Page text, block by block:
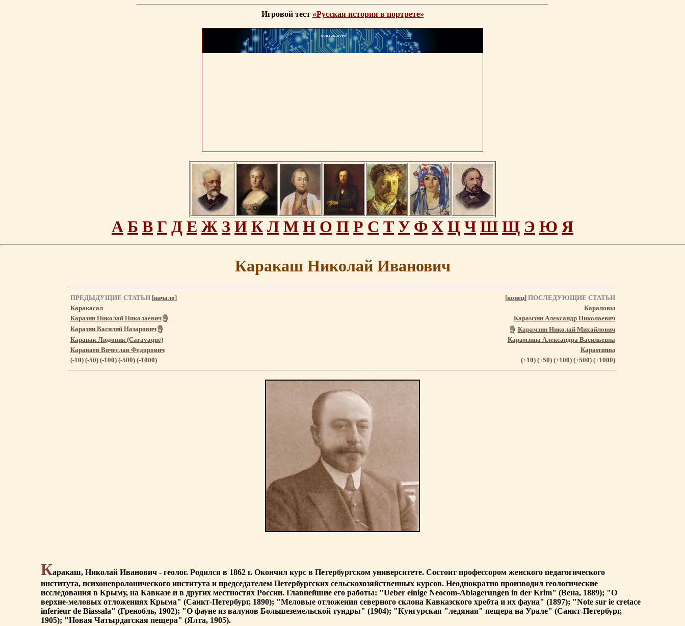
Игровой тест «Русская история в портрете»
А Б В Г Д Е Ж З И К Л М Н О П Р С Т У Ф Х Ц Ч Ш Щ Э Ю Я
Каракаш Николай Иванович
ПРЕДЫДУЩИЕ СТАТЬИ [начало] [конец]ПОСЛЕДУЮЩИЕ СТАТЬИ
Каракасал
Караловы
Каразин Николай Николаевич
Карамзин Александр Николаевич
Каразин Василий Назарович
Карамзин Николай Михайлович
Каравак Людовик (Caravaque)
Карамзина Александра Васильевна
Караваев Вячеслав Федорович
Карамзины
(-10) (-50) (-100) (-500) (-1000) (+10) (+50) (+100) (+500) (+1000)
Каракаш, Николай Иванович - геолог. Родился в 1862 г. Окончил курс в Петербургском университете. Состоит профессором женского педагогического
института, психоневролонического института и председателем Петербургских сельскохозяйственных курсов. Неоднократно производил геологические
исследования в Крыму, на Кавказе и в других местностях России. Главнейшие его работы: "Ueber einige Neocom-Ablagerungen in der Krim" (Вена, 1889); "О
верхне-меловых отложениях Крыма" (Санкт-Петербург, 1890); "Меловые отложения северного склона Кавказского хребта и их фауна" (1897); "Note sur ie cretace
inferieur de Biassala" (Гренобль, 1902); "О фауне из валунов Большеземельской тундры" (1904); "Кунгурская "ледяная" пещера на Урале" (Санкт-Петербург,
1905); "Новая Чатырдагская пещера" (Ялта, 1905).